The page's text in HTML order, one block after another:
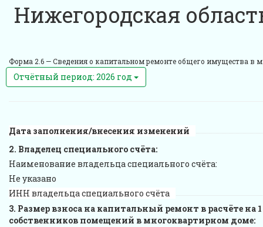
Нижегородская
Форма 2.6 — Сведения о капитальном ремонте общего имущества в
Отчётный период: 2026 год
Дата заполнения/внесения изменений
Владелец специального счёта:
Наименование владельца специального счёта:
Не указано
ИНН владельца специального счёта
Размер взноса на капитальный ремонт в расчёте на
собственников помещений в многоквартирном доме: